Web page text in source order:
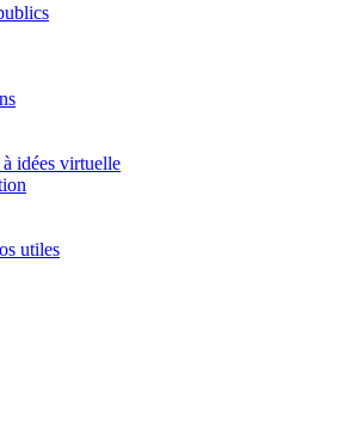
idées virtuelle
utiles